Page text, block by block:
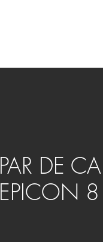
PAR DE
EPICON 8